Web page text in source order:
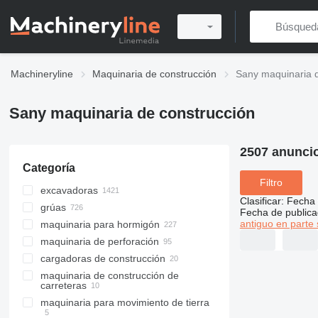
Machineryline Maquinaria de construcción Sany maquinaria
Sany maquinaria de construcción
Categoría
excavadoras
excavadoras de cadenas
miniexcavadoras
excavadoras midi
excavadoras de ruedas
excavadoras anfibias
retroexcavadoras
manipuladores de materiales
grúas
grúas todo terreno
grúas móviles
grúas sobre orugas
grúas autocargantes
grúas torres
grúas de puente
maquinaria para hormigón
bombas de hormigón
camiones hormigoneras
bombas de hormigón estacionarias
auges de colocación del concreto
maquinaria de perforación
máquinas perforadoras
máquinas hincadoras
perforadoras horizontales
cargadoras de construcción
cargadoras de ruedas
cargadoras telescópicas
minicargadoras
maquinaria de construcción de
carreteras
extendedoras de asfalto
maquinaria para movimiento de tierra
2507
Filtro
Clasificar: Fecha
Fecha de
antiguo en parte